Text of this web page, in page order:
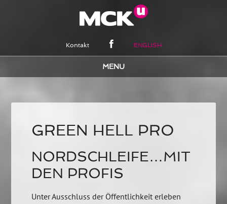
Kontakt ENGLISH
GREEN HELL PRO
NORDSCHLEIFE…MIT
DEN PROFIS
Unter Ausschluss der Öffentlichkeit erleben